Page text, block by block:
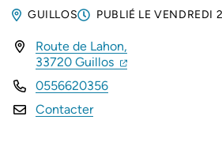
GUILLOS
PUBLIÉ LEVENDREDI
INFOS UTILES
Route de Lahon,
33720 Guillos (ouverture dans
(ouverture dans
0556620356
Contacter